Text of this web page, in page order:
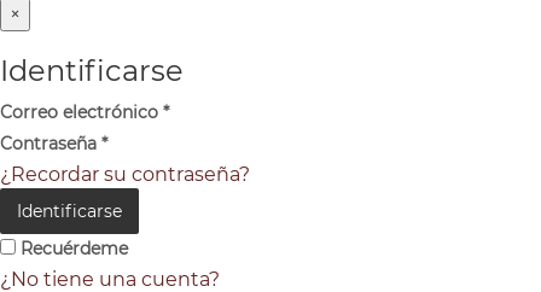
×
Identificarse
Correo electrónico *
Contraseña *
¿Recordar su contraseña?
Identificarse
Recuérdeme
¿No tiene una cuenta?